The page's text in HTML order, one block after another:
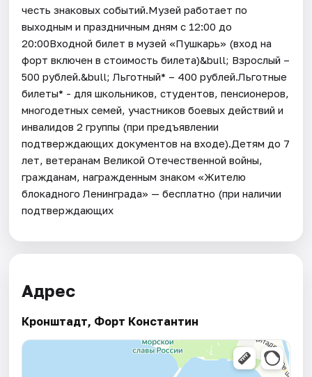
честь знаковых событий.Музей работает по
выходным и праздничным дням с 12:00 до
20:00Входной билет в музей «Пушкарь» (вход на
форт включен в стоимость билета)&bull; Взрослый –
500 рублей.&bull; Льготный* – 400 рублей.Льготные
билеты* - для школьников, студентов, пенсионеров,
многодетных семей, участников боевых действий и
инвалидов 2 группы (при предъявлении
подтверждающих документов на входе).Детям до 7
лет, ветеранам Великой Отечественной войны,
гражданам, награжденным знаком «Жителю
блокадного Ленинграда» — бесплатно (при наличии
подтверждающих
Адрес
Кронштадт, Форт Константин